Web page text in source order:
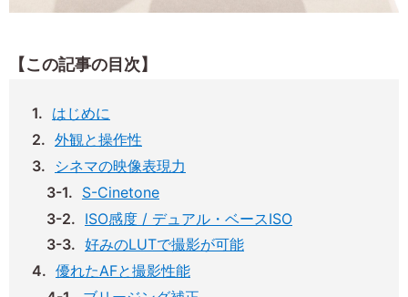
【この記事の目次】
はじめに
外観と操作性
シネマの映像表現力
S-Cinetone
ISO感度 / デュアル・ベースISO
好みのLUTで撮影が可能
優れたAFと撮影性能